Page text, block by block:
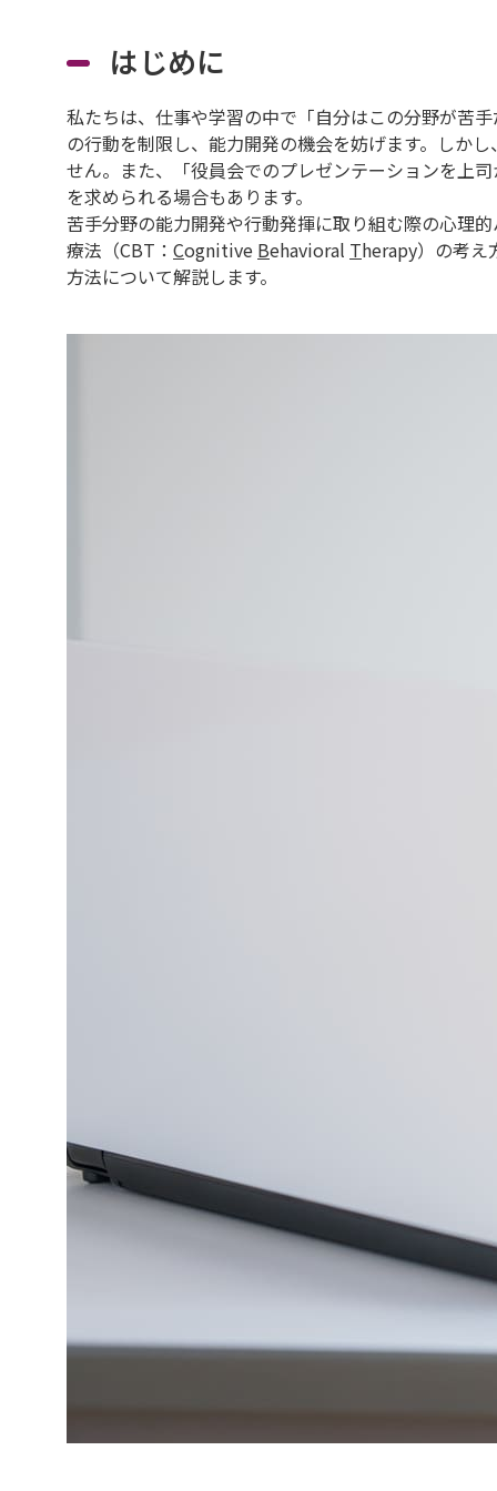
はじめに
私たちは、仕事や学習の中で「自分はこの分野が苦
の行動を制限し、能力開発の機会を妨げます。しか
せん。また、「役員会でのプレゼンテーションを上
を求められる場合もあります。
苦手分野の能力開発や行動発揮に取り組む際の心理
療法（CBT： Cognitive Behavioral Therapy）の考え
方法について解説します。